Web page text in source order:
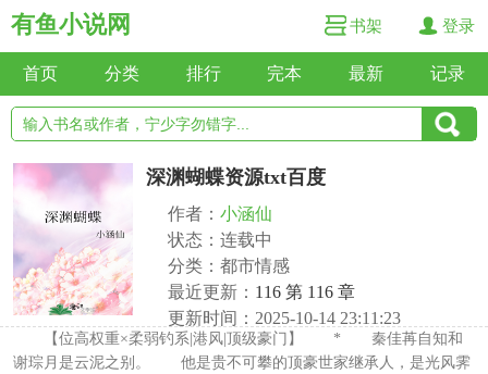
有鱼小说网 书架 登录
首页 分类 排行 完本 最新 记录
深渊蝴蝶资源txt百度
作者： 小涵仙
状态：连载中
分类：都市情感
最近更新： 116 第 116 章
更新时间：2025-10-14 23:11:23
【位高权重×柔弱钓系|港风|顶级豪门】 * 秦佳苒自知和
谢琮月是云泥之别。 他是贵不可攀的顶豪世家继承人，是光风霁